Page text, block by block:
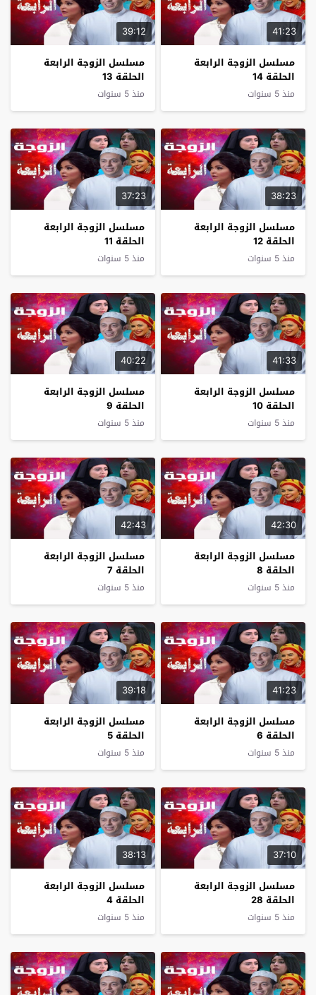
41:23
مسلسل الزوجة الرابعة
الحلقة 14
منذ 5 سنوات
39:12
مسلسل الزوجة الرابعة
الحلقة 13
منذ 5 سنوات
38:23
مسلسل الزوجة الرابعة
الحلقة 12
منذ 5 سنوات
37:23
مسلسل الزوجة الرابعة
الحلقة 11
منذ 5 سنوات
41:33
مسلسل الزوجة الرابعة
الحلقة 10
منذ 5 سنوات
40:22
مسلسل الزوجة الرابعة
الحلقة 9
منذ 5 سنوات
42:30
مسلسل الزوجة الرابعة
الحلقة 8
منذ 5 سنوات
42:43
مسلسل الزوجة الرابعة
الحلقة 7
منذ 5 سنوات
41:23
مسلسل الزوجة الرابعة
الحلقة 6
منذ 5 سنوات
39:18
مسلسل الزوجة الرابعة
الحلقة 5
منذ 5 سنوات
37:10
مسلسل الزوجة الرابعة
الحلقة 28
منذ 5 سنوات
38:13
مسلسل الزوجة الرابعة
الحلقة 4
منذ 5 سنوات